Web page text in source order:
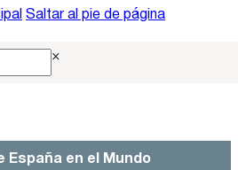
Saltar al pie de página
×
España en el Mundo